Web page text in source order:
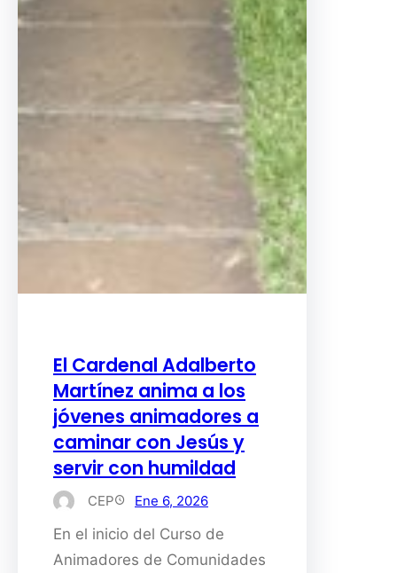
El Cardenal Adalberto
Martínez anima a los
jóvenes animadores a
caminar con Jesús y
servir con humildad
CEP Ene 6, 2026
En el inicio del Curso de
Animadores de Comunidades